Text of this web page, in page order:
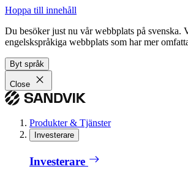
Hoppa till innehåll
Du besöker just nu vår webbplats på
engelskspråkiga webbplats som har mer
Byt språk
Close
Produkter & Tjänster
Investerare
Investerare